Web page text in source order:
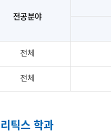
전공분야
전체
전체
틱스 학과